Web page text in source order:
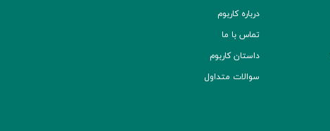
درباره کاربوم
تماس با ما
داستان کاربوم
سوالات متداول